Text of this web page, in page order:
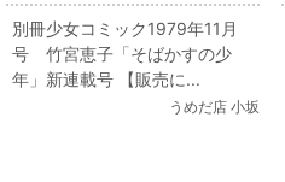
フロア 別冊少女コミック1979
年11月号 竹宮恵子「そばかす
の少年」新連載号
別冊少女コミック1979年11月
号 竹宮恵子「そばかすの少
年」新連載号 【販売に...
うめだ店 小坂